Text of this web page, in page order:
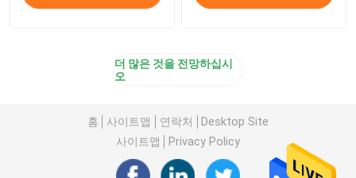
더 많은 것을 전망하십시
오
홈 사이트맵 연락처
Desktop Site
사이트맵
Privacy Policy